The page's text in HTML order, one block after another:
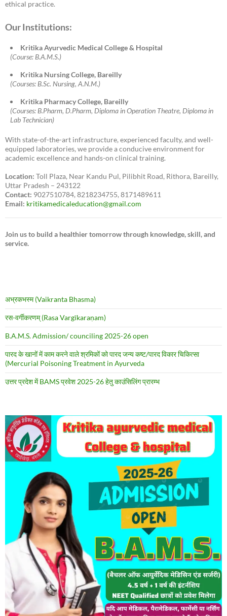
ethical practice.
Our Institutions:
Kritika Ayurvedic Medical College & Hospital
(Course: B.A.M.S.)
Kritika Nursing College, Bareilly
(Courses: B.Sc. Nursing, A.N.M.)
Kritika Pharmacy College, Bareilly
(Courses: B.Pharm, D.Pharm, Diploma in Operation Theatre, Diploma in
Lab Technician)
With state-of-the-art infrastructure, experienced faculty, and well-
equipped laboratories, we provide a conducive environment for
academic excellence and hands-on clinical training.
Location: Toll Plaza, Near Kandu Pul, Pilibhit Road, Rithora, Bareilly,
Uttar Pradesh – 243122
Contact: 9027510784, 8218234755, 8171489611
Email: kritikamedicaleducation@gmail.com
Join us to build a healthier tomorrow through knowledge, skill, and
service.
अभ्रकभस्म (Vaikranta Bhasma)
रस-वर्गीकरणम् (Rasa Vargīkaraṇam)
B.A.M.S. Admission/ counciling 2025-26 open
पारद के खानों में काम करने वाले श्रमिकों को पारद जन्य कष्ट/पारद विकार चिकित्सा
(Mercurial Poisoning Treatment in Ayurveda
उत्तर प्रदेश में BAMS प्रवेश 2025-26 हेतु काउंसिलिंग प्रारम्भ